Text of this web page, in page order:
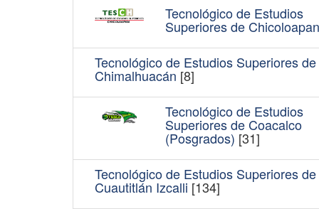
Tecnológico de Estudios
Superiores de Chicoloapan
Tecnológico de Estudios Superiores de
Chimalhuacán [8]
Tecnológico de Estudios
Superiores de Coacalco
(Posgrados) [31]
Tecnológico de Estudios Superiores de
Cuautitlán Izcalli [134]